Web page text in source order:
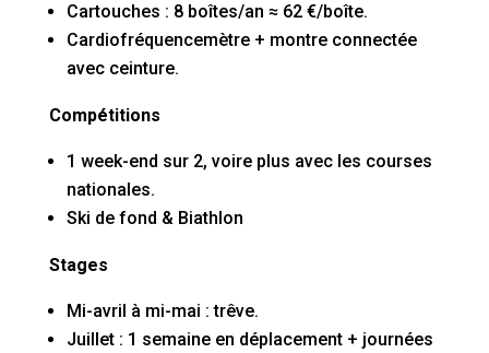
Cartouches : 8 boîtes/an ≈ 62 €/boîte.
Cardiofréquencemètre + montre connectée
avec ceinture.
Compétitions
1 week-end sur 2, voire plus avec les courses
nationales.
Ski de fond & Biathlon
Stages
Mi-avril à mi-mai : trêve.
Juillet : 1 semaine en déplacement + journées